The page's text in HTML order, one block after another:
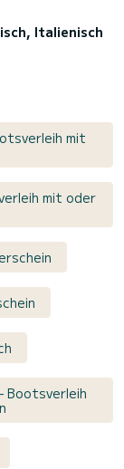
Italienisch
mit
mit oder
Bootsverleih